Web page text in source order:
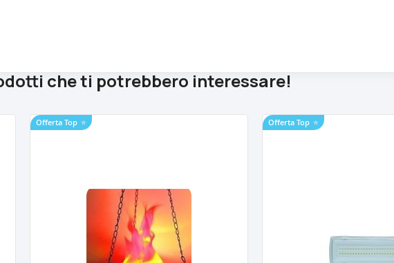
che ti potrebbero interessare!
Offerta Top ⭐ Offerta Top ⭐